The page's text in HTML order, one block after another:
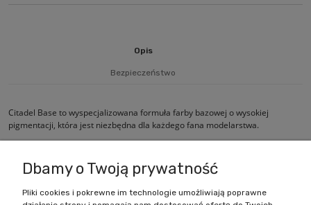
Opis
Bezpieczeństwo
Citadel Base to wyspecjalizowana formuła farby bazowej o wysokiej
pigmentacji, która jest niezbędna dla każdego fana modelarstwa.
Dbamy o Twoją prywatność
Pliki cookies i pokrewne im technologie umożliwiają poprawne